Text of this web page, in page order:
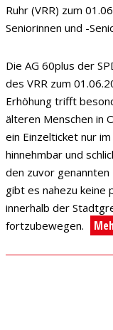
Ruhr (VRR) zum
Seniorinnen und -
Die AG 60plus der
des VRR zum
Erhöhung trifft
älteren Menschen in
ein Einzelticket nur
hinnehmbar und
den zuvor
gibt es nahezu keine
innerhalb der
fortzubewegen.